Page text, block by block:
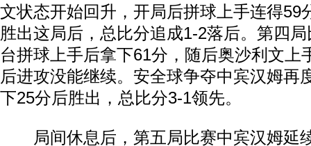
文状态开始回升，开局后拼球上手连得59
胜出这局后，总比分追成1-2落后。第四
台拼球上手后拿下61分，随后奥沙利文上
后进攻没能继续。安全球争夺中宾汉姆再
下25分后胜出，总比分3-1领先。
局间休息后，第五局比赛中宾汉姆延